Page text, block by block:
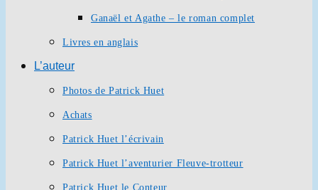
Ganaël et Agathe – le roman complet
Livres en anglais
L’auteur
Photos de Patrick Huet
Achats
Patrick Huet l’écrivain
Patrick Huet l’aventurier Fleuve-trotteur
Patrick Huet le Conteur